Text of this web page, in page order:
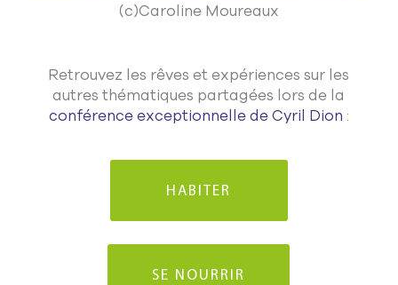
(c)Caroline Moureaux
Retrouvez les rêves et expériences sur les
autres thématiques partagées lors de la
conférence exceptionnelle de Cyril Dion :
HABITER
SE NOURRIR